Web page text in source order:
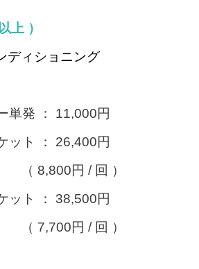
上 ）
ィショニング
発 ： 11,000円
ト ： 26,400円
円 / 回 ）
ト ： 38,500円
円 / 回 ）